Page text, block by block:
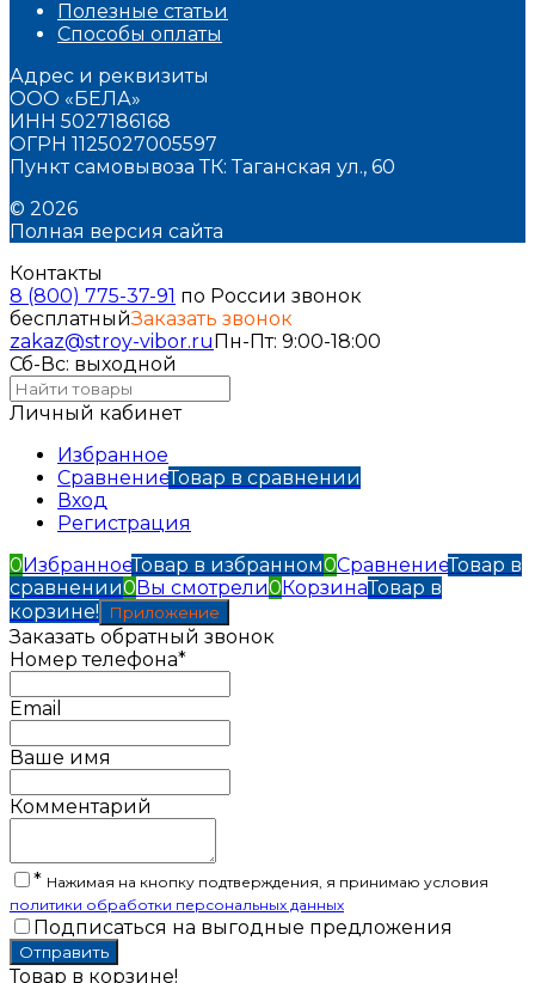
Полезные статьи
Способы оплаты
Адрес и реквизиты
ООО «БЕЛА»
ИНН 5027186168
ОГРН 1125027005597
Пункт самовывоза ТК: Таганская ул., 60
© 2026
Полная версия сайта
Контакты
8 (800) 775-37-91 по России звонок
бесплатныйЗаказать звонок
zakaz@stroy-vibor.ruПн-Пт: 9:00-18:00
Сб-Вс: выходной
Личный кабинет
Избранное
СравнениеТовар в сравнении
Вход
Регистрация
0ИзбранноеТовар в избранном0СравнениеТовар в
сравнении0Вы смотрели0КорзинаТовар в
корзине!
Приложение
Заказать обратный звонок
Номер телефона*
Email
Ваше имя
Комментарий
* Нажимая на кнопку подтверждения, я принимаю условия
политики обработки персональных данных
Подписаться на выгодные предложения
Товар в корзине!